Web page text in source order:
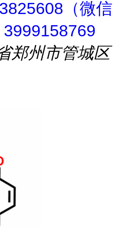
（微信
郑州市管城区